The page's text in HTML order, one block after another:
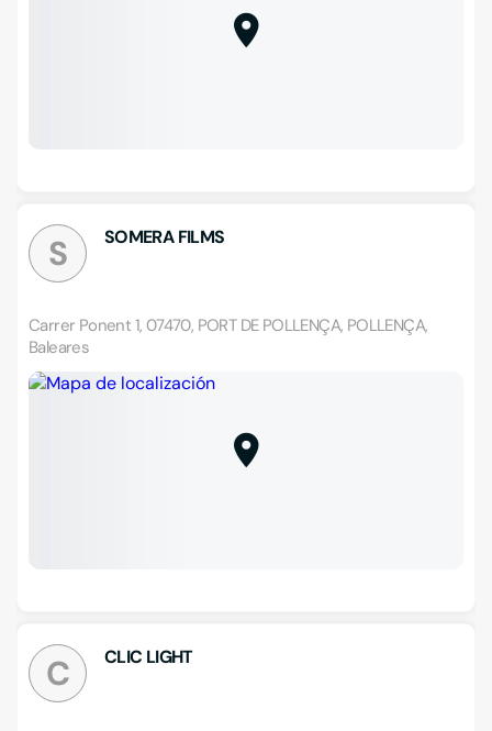
S SOMERA FILMS
Carrer Ponent 1, 07470, PORT DE POLLENÇA, POLLENÇA,
Baleares
C CLIC LIGHT